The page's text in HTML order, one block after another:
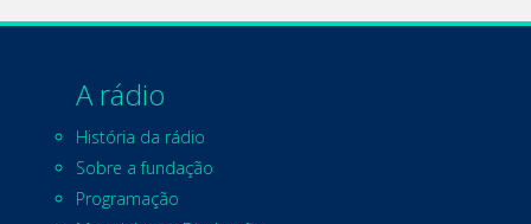
A rádio
História da rádio
Sobre a fundação
Programação